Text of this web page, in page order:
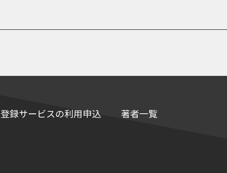
録サービスの利用申込 著者一覧